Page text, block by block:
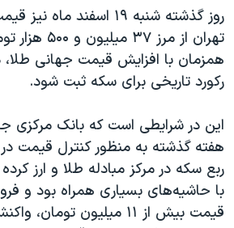
روز گذشته شنبه ۱۹ اسفند
تهران از مرز
همزمان با افزایش قیمت جهانی طلا،
رکورد تاریخی برای سکه ثبت شود.
این در شرایطی است که بانک مرکزی
هفته گذشته به منظور کنترل قیمت در
ربع سکه در مرکز مبادله طلا و ارز
با حاشیه‌های بسیاری همراه بود و
قیمت بیش از ۱۱ میلیون